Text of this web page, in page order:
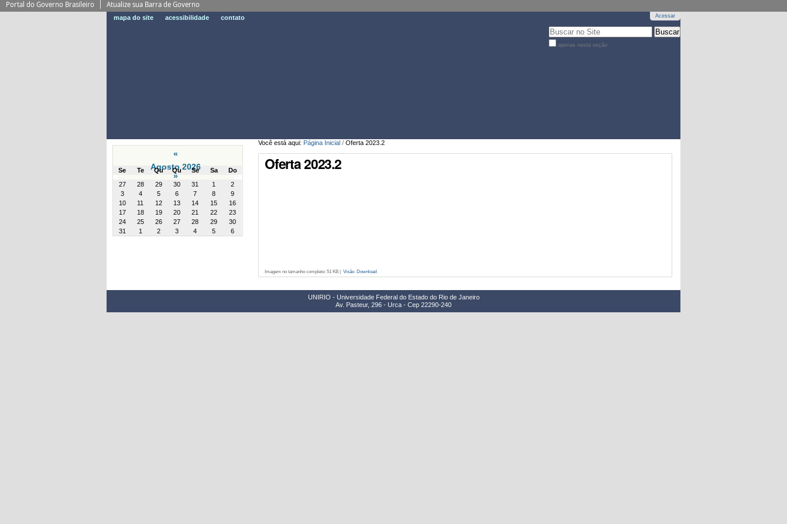
Portal do Governo Brasileiro Atualize sua Barra de Governo
mapa do site acessibilidade contato Acessar
Busca
apenas nesta seção
Você está aqui: Página Inicial / Oferta 2023.2
Oferta 2023.2
Imagem no tamanho completo: 51 KB| Visão Download
«
Agosto 2026
»
Se Te Qu Qu Se Sa
Do
27
28 29 30 31 1
2
3
4 5 6 7 8
9
10
11 12 13 14 15
16
17
18 19 20 21 22
23
24
25 26 27 28 29
30
31
1 2 3 4 5 6
UNIRIO - Universidade Federal do Estado do Rio de Janeiro
Av. Pasteur, 296 - Urca - Cep 22290-240